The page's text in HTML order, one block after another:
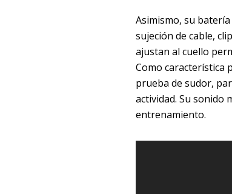
Asimismo, su
sujeción de cable,
ajustan al cuello
Como característica
prueba de sudor,
actividad. Su sonido
entrenamiento.